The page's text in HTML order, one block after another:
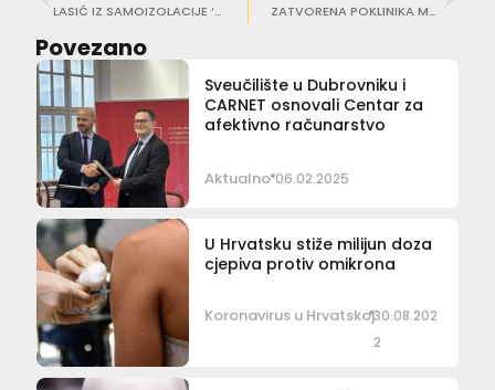
LASIĆ IZ SAMOIZOLACIJE ‘Radimo sve što je potrebno, ne stvarajte paniku po Konavlima’ ZATVORENA POKLINIKA MARIN MED ‘Jedan od naših liječnika pozitivan na koronavirus’
Povezano
Sveučilište u Dubrovniku i
CARNET osnovali Centar za
afektivno računarstvo
Aktualno 06.02.2025
U Hrvatsku stiže milijun doza
cjepiva protiv omikrona
Koronavirus u Hrvatskoj30.08.202
2